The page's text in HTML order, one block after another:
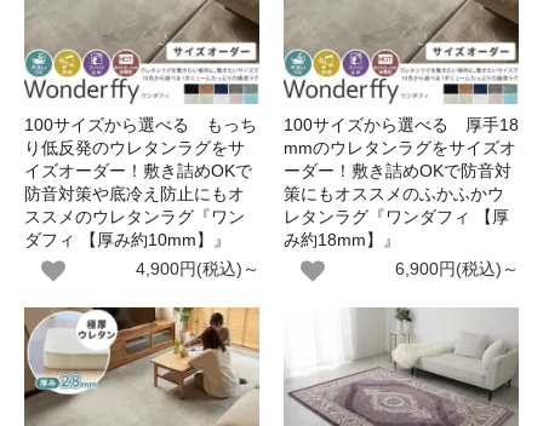
100サイズから選べる もっち
り低反発のウレタンラグをサ
イズオーダー！敷き詰めOKで
防音対策や底冷え防止にもオ
ススメのウレタンラグ『ワン
ダフィ 【厚み約10mm】』
4,900円(税込)～
100サイズから選べる 厚手18
mmのウレタンラグをサイズオ
ーダー！敷き詰めOKで防音対
策にもオススメのふかふかウ
レタンラグ『ワンダフィ 【厚
み約18mm】』
6,900円(税込)～